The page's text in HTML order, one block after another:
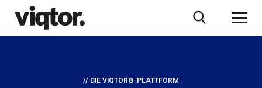
// DIE VIQTOR®-PLATTFORM